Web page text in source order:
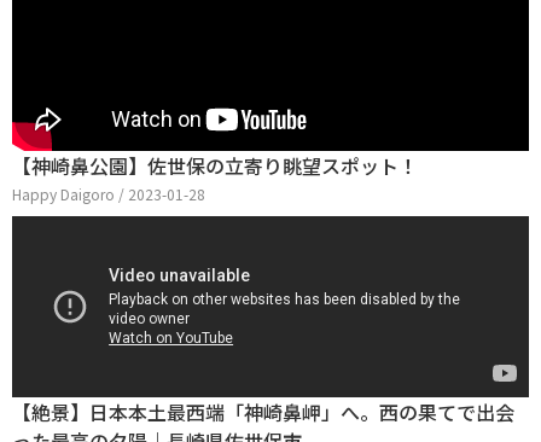
【神崎鼻公園】佐世保の立寄り眺望スポット！
Happy Daigoro / 2023-01-28
【絶景】日本本土最西端「神崎鼻岬」へ。西の果てで出会